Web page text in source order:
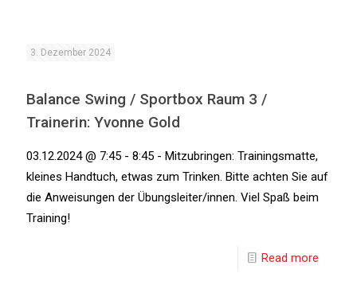
3. Dezember 2024
Balance Swing / Sportbox Raum 3 /
Trainerin: Yvonne Gold
03.12.2024 @ 7:45 - 8:45 - Mitzubringen: Trainingsmatte,
kleines Handtuch, etwas zum Trinken. Bitte achten Sie auf
die Anweisungen der Übungsleiter/innen. Viel Spaß beim
Training!
Read more